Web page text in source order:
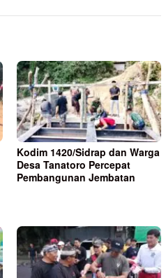
Kodim 1420/Sidrap dan Warga
Desa Tanatoro Percepat
Pembangunan Jembatan